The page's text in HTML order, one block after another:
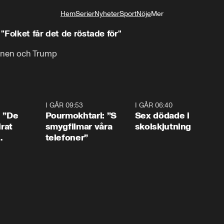
HemSerierNyheterSportNöjeMer
får det de röstade för"
och Trump
I GÅR 09:53
Pourmokhtari: ”S
smygfilmar våra
telefoner”
I GÅR 06:40
Sex dödade i
skolskjutning